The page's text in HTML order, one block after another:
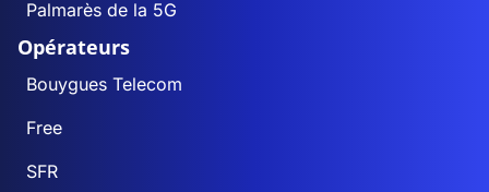
Palmarès de la 5G
Opérateurs
Bouygues Telecom
Free
SFR